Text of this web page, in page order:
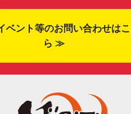
ベント等のお問い合わせは
ら ≫